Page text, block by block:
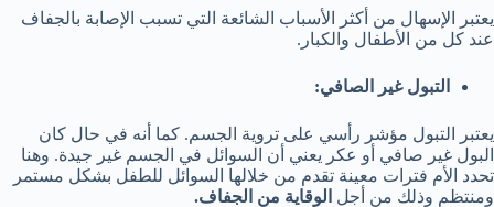
يعتبر الإسهال من أكثر الأسباب الشائعة التي تسبب الإصابة بالجفاف
عند كل من الأطفال والكبار.
التبول غير الصافي:
يعتبر التبول مؤشر رأسي على تروية الجسم. كما أنه في حال كان
البول غير صافي أو عكر يعني أن السوائل في الجسم غير جيدة. وهنا
تحدد الأم فترات معينة تقدم من خلالها السوائل للطفل بشكل مستمر
ومنتظم وذلك من أجل الوقاية من الجفاف.